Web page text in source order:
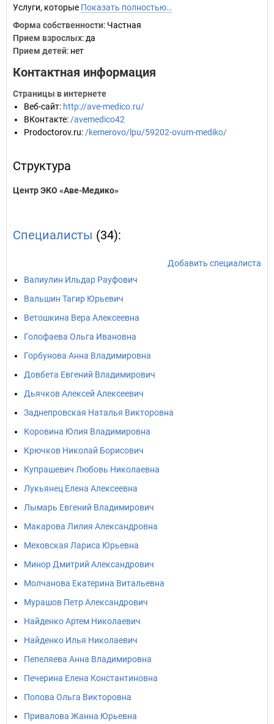
Услуги, которые Показать полностью…
Форма собственности: Частная
Прием взрослых: да
Прием детей: нет
Контактная информация
Страницы в интернете
Веб-сайт: http://ave-medico.ru/
ВКонтакте: /avemedico42
Prodoctorov.ru: /kemerovo/lpu/59202-ovum-mediko/
Структура
Центр ЭКО «Аве-Медико»
Специалисты (34):
Добавить специалиста
Валиулин Ильдар Рауфович
Вальшин Тагир Юрьевич
Ветошкина Вера Алексеевна
Голофаева Ольга Ивановна
Горбунова Анна Владимировна
Довбета Евгений Владимирович
Дьячков Алексей Алексеевич
Заднепровская Наталья Викторовна
Коровина Юлия Владимировна
Крючков Николай Борисович
Купрашевич Любовь Николаевна
Лукьянец Елена Алексеевна
Лымарь Евгений Владимирович
Макарова Лилия Александровна
Меховская Лариса Юрьевна
Минор Дмитрий Александрович
Молчанова Екатерина Витальевна
Мурашов Петр Александрович
Найденко Артем Николаевич
Найденко Илья Николаевич
Пепеляева Анна Владимировна
Печерина Елена Константиновна
Попова Ольга Викторовна
Привалова Жанна Юрьевна